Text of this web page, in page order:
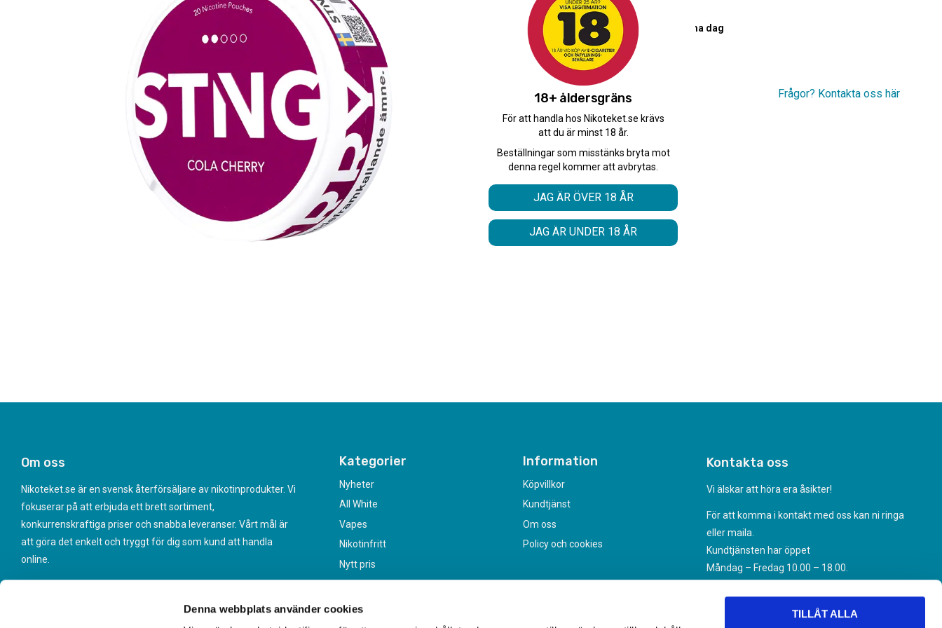
Denna webbplats använder cookies
TILLÅT ALLA
Snabba leveranser med PostNord
Beställningar innan 12.00 skickas samma dag
Leverans 1-3 arbetsdagar
Frågor? Kontakta oss här
Om oss
Nikoteket.se är en svensk återförsäljare av nikotinprodukter. Vi
fokuserar på att erbjuda ett brett sortiment,
konkurrenskraftiga priser och snabba leveranser. Vårt mål är
att göra det enkelt och tryggt för dig som kund att handla
online.
Kategorier
Nyheter
All White
Vapes
Nikotinfritt
Nytt pris
Information
Köpvillkor
Kundtjänst
Om oss
Policy och cookies
Kontakta oss
Vi älskar att höra era åsikter!
För att komma i kontakt med oss kan ni ringa
eller maila.
Kundtjänsten har öppet
Måndag – Fredag 10.00 – 18.00.
Kundtjanst@nikoteket.se
18+ åldersgräns
För att handla hos Nikoteket.se krävs
att du är minst 18 år.
Beställningar som misstänks bryta mot
denna regel kommer att avbrytas.
JAG ÄR ÖVER 18 ÅR
JAG ÄR UNDER 18 ÅR